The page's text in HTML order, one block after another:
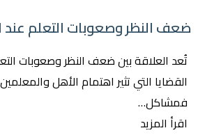
ضعف النظر وصعوبات التعلم عند
تُعد العلاقة بين ضعف النظر وصعوبات
القضايا التي تثير اهتمام الأهل
فمشاكل…
اقرأ المزيد